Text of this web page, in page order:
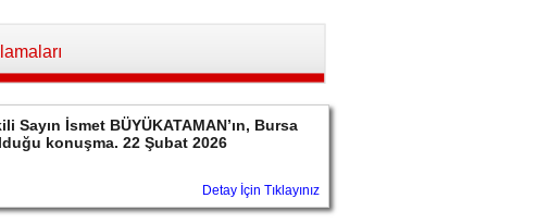
İsmet BÜYÜKATAMAN’ın, Bursa
konuşma. 22 Şubat 2026
Detay İçin Tıklayınız